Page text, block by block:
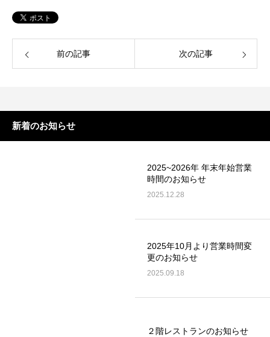
前の記事 次の記事
新着のお知らせ
2025~2026年 年末年始営業
時間のお知らせ
2025.12.28
2025年10月より営業時間変
更のお知らせ
2025.09.18
２階レストランのお知らせ